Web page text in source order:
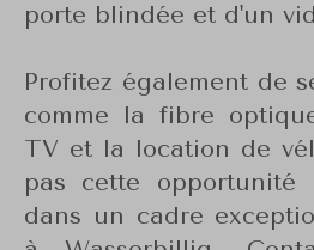
porte blindée et d'un
Profitez également de
comme la fibre
TV et la location de
pas cette opportunité
dans un cadre